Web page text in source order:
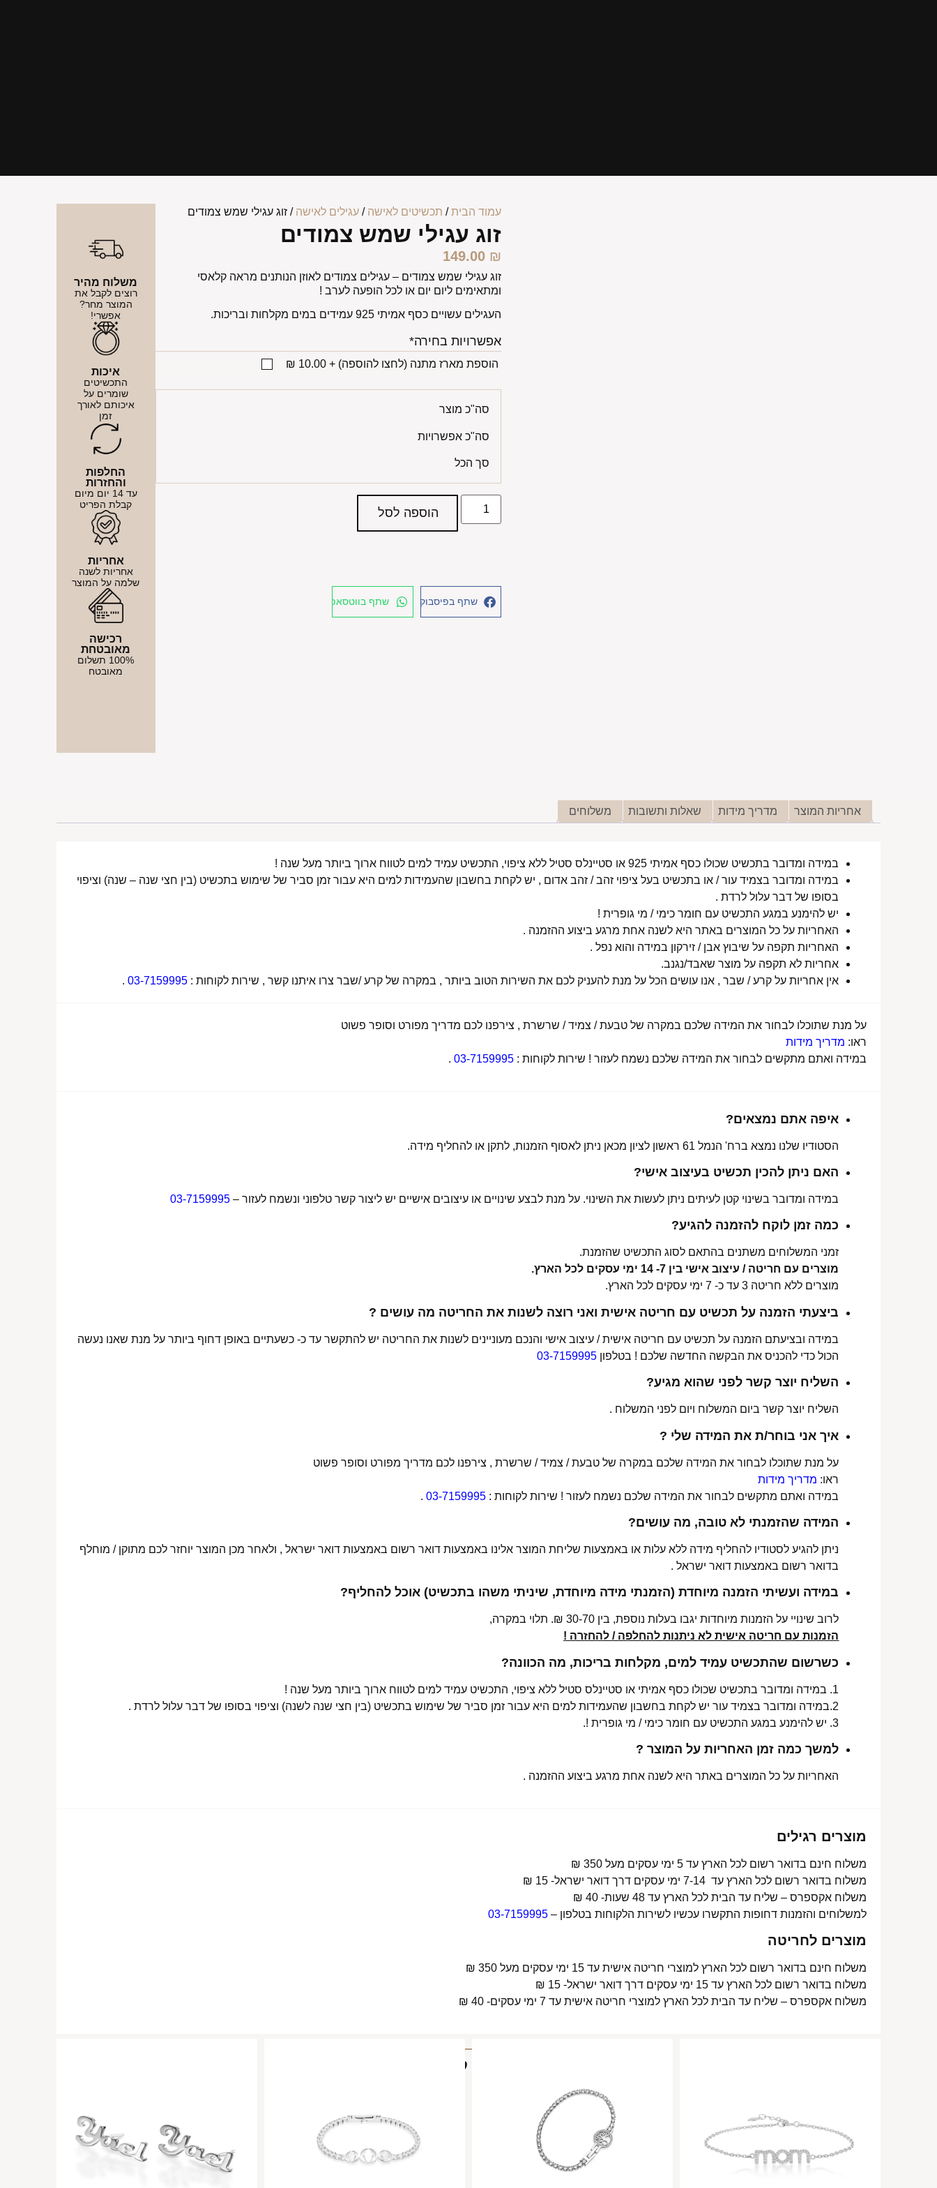
עמוד הבית/ תכשיטים לאישה / עגילים לאישה / זוג עגילי שמש צמודים
זוג עגילי שמש צמודים
149.00 ₪
זוג עגילי שמש צמודים – עגילים צמודים לאוזן הנותנים מראה קלאסי
ומתאימים ליום יום או לכל הופעה לערב !
העגילים עשויים כסף אמיתי 925 עמידים במים מקלחות ובריכות.
אפשרויות בחירה*
הוספת מארז מתנה (לחצו להוספה) +
10.00 ₪
סה"כ מוצר
סה"כ אפשרויות
סך הכל
הוספה לסל
שתף בפיסבוק שתף בווטסאפ
משלוח מהיר
רוצים לקבל את
המוצר מחר?
אפשרי!
איכות
התכשיטים
שומרים על
איכותם לאורך
זמן
החלפות
והחזרות
עד 14 יום מיום
קבלת הפריט
אחריות
אחריות לשנה
שלמה על המוצר
רכישה
מאובטחת
100% תשלום
מאובטח
אחריות המוצר מדריך מידות שאלות ותשובות משלוחים
במידה ומדובר בתכשיט שכולו כסף אמיתי 925 או סטיינלס סטיל ללא ציפוי, התכשיט עמיד למים לטווח ארוך ביותר מעל שנה !
במידה ומדובר בצמיד עור / או בתכשיט בעל ציפוי זהב / זהב אדום , יש לקחת בחשבון שהעמידות למים היא עבור זמן סביר של שימוש בתכשיט (בין חצי שנה – שנה) וציפוי
בסופו של דבר עלול לרדת .
יש להימנע במגע התכשיט עם חומר כימי / מי גופרית !
האחריות על כל המוצרים באתר היא לשנה אחת מרגע ביצוע ההזמנה .
האחריות תקפה על שיבוץ אבן / זירקון במידה והוא נפל .
אחריות לא תקפה על מוצר שאבד/נגנב.
אין אחריות על קרע / שבר , אנו עושים הכל על מנת להעניק לכם את השירות הטוב ביותר , במקרה של קרע /שבר צרו איתנו קשר , שירות לקוחות : 03-7159995
.
על מנת שתוכלו לבחור את המידה שלכם במקרה של טבעת / צמיד / שרשרת , צירפנו לכם מדריך מפורט וסופר פשוט
ראו: מדריך מידות
במידה ואתם מתקשים לבחור את המידה שלכם נשמח לעזור ! שירות לקוחות : 03-7159995
.
איפה אתם נמצאים?
הסטודיו שלנו נמצא ברח' הנמל 61 ראשון לציון מכאן ניתן לאסוף הזמנות, לתקן או להחליף מידה.
האם ניתן להכין תכשיט בעיצוב אישי?
במידה ומדובר בשינוי קטן לעיתים ניתן לעשות את השינוי. על מנת לבצע שינויים או עיצובים אישיים יש ליצור קשר טלפוני ונשמח לעזור – 03-7159995
כמה זמן לוקח להזמנה להגיע?
זמני המשלוחים משתנים בהתאם לסוג התכשיט שהזמנת.
מוצרים עם חריטה / עיצוב אישי בין 7- 14 ימי עסקים לכל הארץ.
מוצרים ללא חריטה 3 עד כ- 7 ימי עסקים לכל הארץ.
ביצעתי הזמנה על תכשיט עם חריטה אישית ואני רוצה לשנות את החריטה מה עושים ?
במידה ובציעתם הזמנה על תכשיט עם חריטה אישית / עיצוב אישי והנכם מעוניינים לשנות את החריטה יש להתקשר עד כ- כשעתיים באופן דחוף ביותר על מנת שאנו נעשה
הכול כדי להכניס את הבקשה החדשה שלכם ! בטלפון 03-7159995
השליח יוצר קשר לפני שהוא מגיע?
השליח יוצר קשר ביום המשלוח ויום לפני המשלוח .
איך אני בוחר/ת את המידה שלי ?
על מנת שתוכלו לבחור את המידה שלכם במקרה של טבעת / צמיד / שרשרת , צירפנו לכם מדריך מפורט וסופר פשוט
ראו: מדריך מידות
במידה ואתם מתקשים לבחור את המידה שלכם נשמח לעזור ! שירות לקוחות : 03-7159995
.
המידה שהזמנתי לא טובה, מה עושים?
ניתן להגיע לסטודיו להחליף מידה ללא עלות או באמצעות שליחת המוצר אלינו באמצעות דואר רשום באמצעות דואר ישראל , ולאחר מכן המוצר יוחזר לכם מתוקן / מוחלף
בדואר רשום באמצעות דואר ישראל .
במידה ועשיתי הזמנה מיוחדת (הזמנתי מידה מיוחדת, שיניתי משהו בתכשיט) אוכל להחליף?
לרוב שינויי על הזמנות מיוחדות יגבו בעלות נוספת, בין 30-70 ₪. תלוי במקרה,
הזמנות עם חריטה אישית לא ניתנות להחלפה / להחזרה !
כשרשום שהתכשיט עמיד למים, מקלחות בריכות, מה הכוונה?
1. במידה ומדובר בתכשיט שכולו כסף אמיתי או סטיינלס סטיל ללא ציפוי, התכשיט עמיד למים לטווח ארוך ביותר מעל שנה !
2.במידה ומדובר בצמיד עור יש לקחת בחשבון שהעמידות למים היא עבור זמן סביר של שימוש בתכשיט (בין חצי שנה לשנה) וציפוי בסופו של דבר עלול לרדת .
3. יש להימנע במגע התכשיט עם חומר כימי / מי גופרית !.
למשך כמה זמן האחריות על המוצר ?
האחריות על כל המוצרים באתר היא לשנה אחת מרגע ביצוע ההזמנה .
מוצרים רגילים
משלוח חינם בדואר רשום לכל הארץ עד 5 ימי עסקים מעל 350 ₪
משלוח בדואר רשום לכל הארץ עד 7-14 ימי עסקים דרך דואר ישראל- 15 ₪
משלוח אקספרס – שליח עד הבית לכל הארץ עד 48 שעות- 40 ₪
למשלוחים והזמנות דחופות התקשרו עכשיו לשירות הלקוחות בטלפון – 03-7159995
מוצרים לחריטה
משלוח חינם בדואר רשום לכל הארץ למוצרי חריטה אישית עד 15 ימי עסקים מעל 350 ₪
משלוח בדואר רשום לכל הארץ עד 15 ימי עסקים דרך דואר ישראל- 15 ₪
משלוח אקספרס – שליח עד הבית לכל הארץ למוצרי חריטה אישית עד 7 ימי עסקים- 40 ₪
מוצרים קשורים